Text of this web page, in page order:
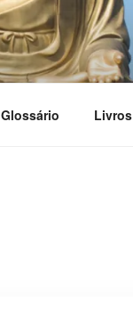
Glossário Livros